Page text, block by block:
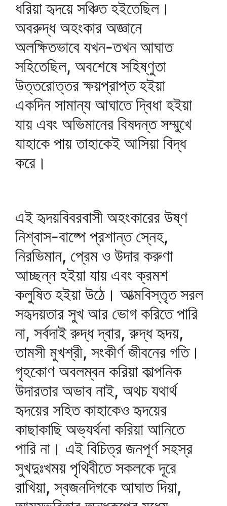
ধরিয়া হৃদয়ে সঞ্চিত হইতেছিল।
অবরুদ্ধ অহংকার অজ্ঞানে
অলক্ষিতভাবে যখন-তখন আঘাত
সহিতেছিল, অবশেষে সহিষ্ণুতা
উত্তরোত্তর ক্ষয়প্রাপ্ত হইয়া
একদিন সামান্য আঘাতে দ্বিধা হইয়া
যায় এবং অভিমানের বিষদন্ত সম্মুখে
যাহাকে পায় তাহাকেই আসিয়া বিদ্ধ
করে।
এই হৃদয়বিবরবাসী অহংকারের উষ্ণ
নিশ্বাস-বাষ্পে প্রশান্ত স্নেহ,
নিরভিমান, প্রেম ও উদার করুণা
আচ্ছন্ন হইয়া যায় এবং ক্রমশ
কলুষিত হইয়া উঠে। আত্মবিস্তৃত সরল
সহৃদয়তার সুখ আর ভোগ করিতে পারি
না, সর্বদাই রুদ্ধ দ্বার, রুদ্ধ হৃদয়,
তামসী মুখশ্রী, সংকীর্ণ জীবনের গতি।
গৃহকোণ অবলম্বন করিয়া কাল্পনিক
উদারতার অভাব নাই, অথচ যথার্থ
হৃদয়ের সহিত কাহাকেও হৃদয়ের
কাছাকাছি অভ্যর্থনা করিয়া আনিতে
পারি না। এই বিচিত্র জনপূর্ণ সহস্র
সুখদুঃখময় পৃথিবীতে সকলকে দূরে
রাখিয়া, স্বজনদিগকে আঘাত দিয়া,